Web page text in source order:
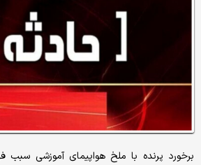
برخورد پرنده با ملخ هواپیمای آموزشی سبب